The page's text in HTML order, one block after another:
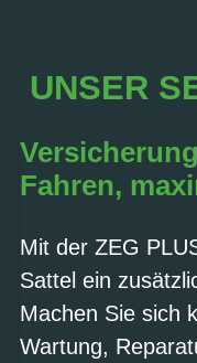
UNSER
Fahren,
Mit der ZEG
Sattel ein
Machen Sie sich
Wartung,